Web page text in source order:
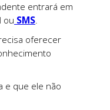
entrará em
ou SMS.
oferecer
e que ele não